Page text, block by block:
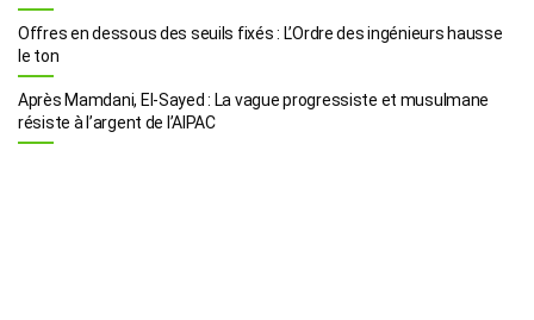
Offres en dessous des seuils fixés : L’Ordre des ingénieurs hausse
le ton
Après Mamdani, El-Sayed : La vague progressiste et musulmane
résiste à l’argent de l’AIPAC